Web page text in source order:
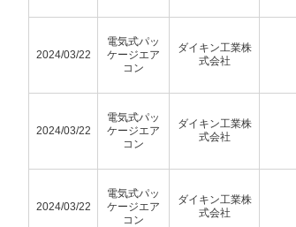
2024/03/22
電気式パッ
ケージエア
コン
ダイキン工業株
式会社
2024/03/22
電気式パッ
ケージエア
コン
ダイキン工業株
式会社
2024/03/22
電気式パッ
ケージエア
コン
ダイキン工業株
式会社